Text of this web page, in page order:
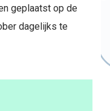
geplaatst op de
dagelijks te